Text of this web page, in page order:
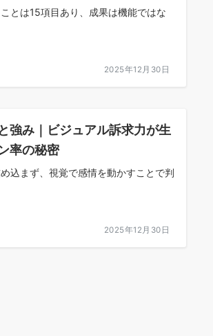
とは15項目あり、成果は機能ではな
2025年12月30日
強み｜ビジュアル訴求力が生
率の秘密
込まず、視覚で感情を動かすことで判
2025年12月30日